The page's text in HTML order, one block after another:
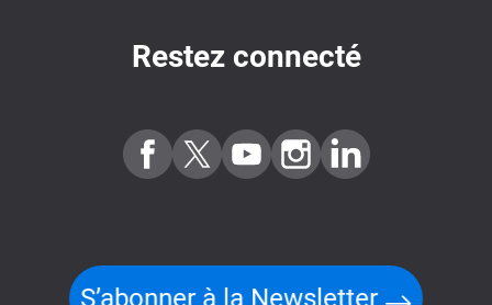
Restez connecté
S’abonner à la Newsletter